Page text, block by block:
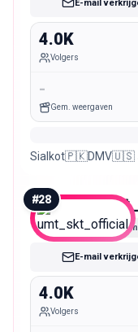
E-mail
4.0K
Volgers
-
Gem. weergaven
#28
E-mail
4.0K
Volgers